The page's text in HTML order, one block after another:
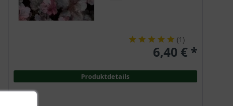
(1 )
6,40 € *
Produktdetails